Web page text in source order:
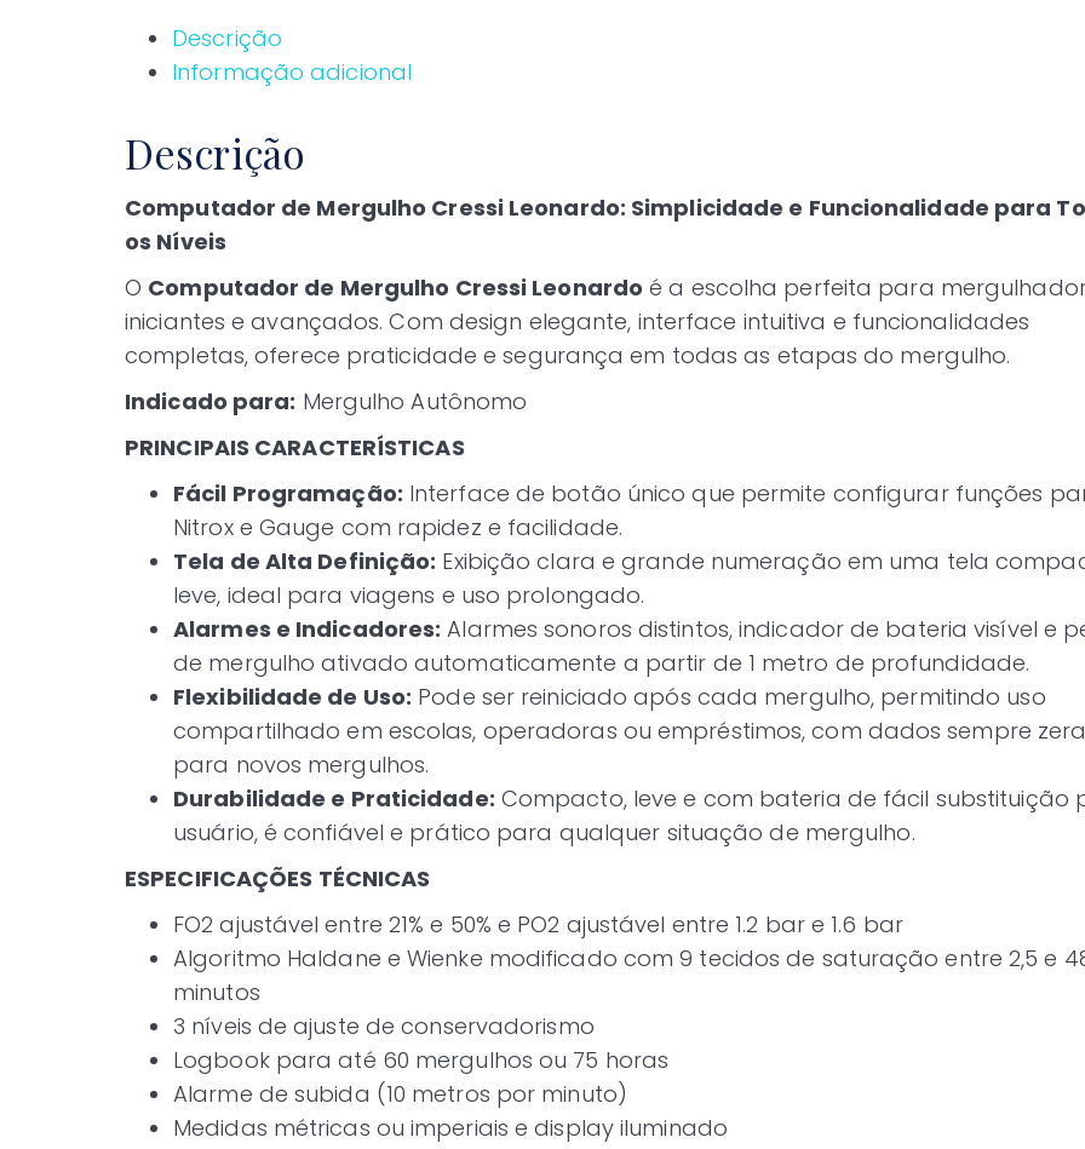
Descrição
Informação adicional
Descrição
Computador de Mergulho Cressi Leonardo: Simplicidade e Funcionalidade para
os Níveis
O Computador de Mergulho Cressi Leonardo é a escolha perfeita para
iniciantes e avançados. Com design elegante, interface intuitiva e funcionalidades
completas, oferece praticidade e segurança em todas as etapas do mergulho.
Indicado para: Mergulho Autônomo
PRINCIPAIS CARACTERÍSTICAS
Fácil Programação: Interface de botão único que permite configurar funções
Nitrox e Gauge com rapidez e facilidade.
Tela de Alta Definição: Exibição clara e grande numeração em uma tela
leve, ideal para viagens e uso prolongado.
Alarmes e Indicadores: Alarmes sonoros distintos, indicador de bateria visível e
de mergulho ativado automaticamente a partir de 1 metro de profundidade.
Flexibilidade de Uso: Pode ser reiniciado após cada mergulho, permitindo uso
compartilhado em escolas, operadoras ou empréstimos, com dados sempre
para novos mergulhos.
Durabilidade e Praticidade: Compacto, leve e com bateria de fácil substituição
usuário, é confiável e prático para qualquer situação de mergulho.
ESPECIFICAÇÕES TÉCNICAS
FO2 ajustável entre 21% e 50% e PO2 ajustável entre 1.2 bar e 1.6 bar
Algoritmo Haldane e Wienke modificado com 9 tecidos de saturação entre 2,5 e
minutos
3 níveis de ajuste de conservadorismo
Logbook para até 60 mergulhos ou 75 horas
Alarme de subida (10 metros por minuto)
Medidas métricas ou imperiais e display iluminado